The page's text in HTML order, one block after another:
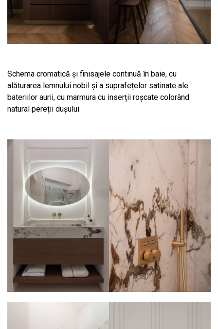
Schema cromatică și finisajele continuă în baie, cu
alăturarea lemnului nobil și a suprafețelor satinate ale
bateriilor aurii, cu marmura cu inserții roșcate colorând
natural pereții dușului.